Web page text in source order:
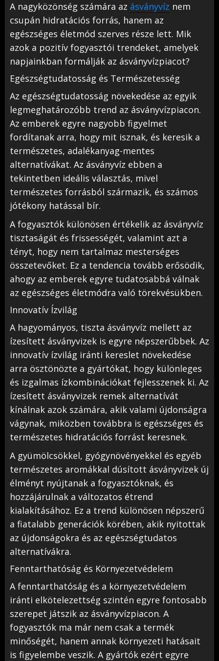
A nagyközönség számára az ásványvíz nem
csupán hidratációs forrás, hanem az
egészséges életmód szerves része lett. Mik
azok a pozitív fogyasztói trendeket, amelyek
napjainkban formálják az ásványvízpiacot?
Egészségtudatosság és Természetesség
Az egészségtudatosság növekedése az egyik
legmeghatározóbb trend az ásványvízpiacon.
Az emberek egyre nagyobb figyelmet
fordítanak arra, hogy mit isznak, és keresik a
természetes, adalékanyag-mentes
alternatívákat. Az ásványvíz ebben a
tekintetben ideális választás, mivel
természetes forrásból származik, és számos
jótékony hatással bír.
A fogyasztók különösen értékelik az ásványvíz
tisztaságát és frissességét, valamint azt a
tényt, hogy nem tartalmaz mesterséges
összetevőket. Ez a tendencia tovább erősödik,
ahogy az emberek egyre tudatosabbá válnak
az egészséges életmódra való törekvésükben.
Innovatív Ízvilág
A hagyományos, tiszta ásványvíz mellett az
ízesített ásványvizek is egyre népszerűbbek. Az
innovatív ízvilág iránti kereslet növekedése
arra ösztönözte a gyártókat, hogy különleges
és izgalmas ízkombinációkat fejlesszenek ki. Az
ízesített ásványvizek remek alternatívát
kínálnak azok számára, akik valami újdonságra
vágynak, miközben továbbra is egészséges és
természetes hidratációs forrást keresnek.
A gyümölcsökkel, gyógynövényekkel és egyéb
természetes aromákkal dúsított ásványvizek új
élményt nyújtanak a fogyasztóknak, és
hozzájárulnak a változatos étrend
kialakításához. Ez a trend különösen népszerű
a fiatalabb generációk körében, akik nyitottak
az újdonságokra és az egészségtudatos
alternatívákra.
Fenntarthatóság és Környezetvédelem
A fenntarthatóság és a környezetvédelem
iránti elkötelezettség szintén egyre fontosabb
szerepet játszik az ásványvízpiacon. A
fogyasztók ma már nem csak a termék
minőségét, hanem annak környezeti hatásait
is figyelembe veszik. A gyártók ezért egyre